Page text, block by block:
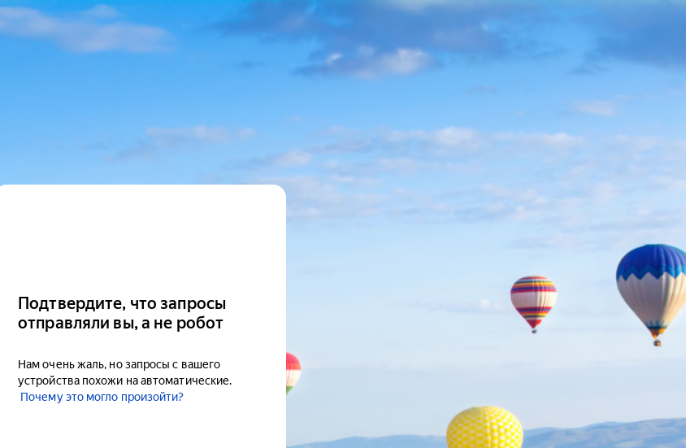
Подтвердите, что запросы
отправляли вы, а не робот
Нам очень жаль, но запросы с вашего
устройства похожи на автоматические.
Почему это могло произойти?